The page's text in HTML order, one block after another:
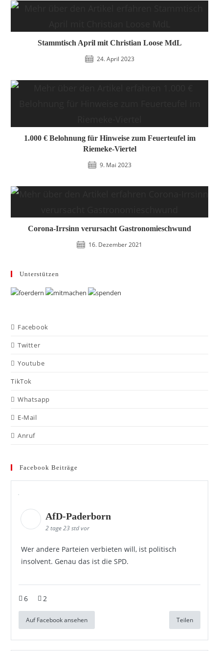
Stammtisch April mit Christian Loose MdL
24. April 2023
1.000 € Belohnung für Hinweise zum Feuerteufel im
Riemeke-Viertel
9. Mai 2023
Corona-Irrsinn verursacht Gastronomieschwund
16. Dezember 2021
Unterstützen
Facebook
Twitter
Youtube
TikTok
Whatsapp
E-Mail
Anruf
Facebook Beiträge
AfD-Paderborn
2 tage 23 std vor
Wer andere Parteien verbieten will, ist politisch
insolvent. Genau das ist die SPD.
6 2
Auf Facebook ansehen Teilen